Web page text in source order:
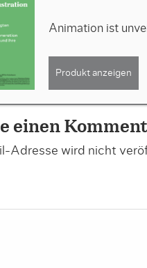
Animation ist
Produkt anzeigen
einen
Adresse wird nicht